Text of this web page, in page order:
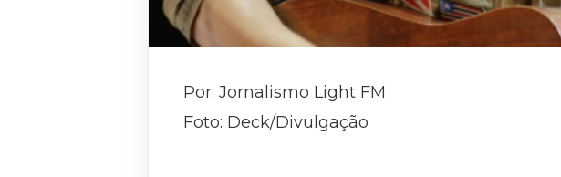
Por: Jornalismo Light FM
Foto: Deck/Divulgação